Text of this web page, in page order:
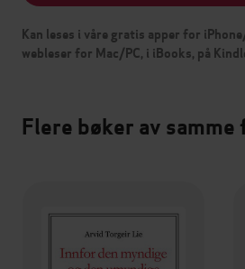
Kan leses i våre gratis apper for
webleser for Mac/PC, i iBooks, på
Flere bøker av